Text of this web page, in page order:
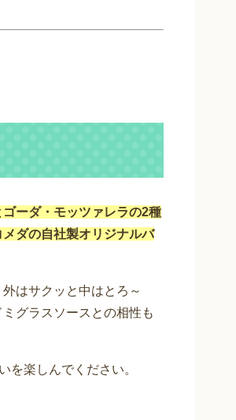
ーダ・モッツァレラの2種
ダの自社製オリジナルバ
はサクッと中はとろ～
グラスソースとの相性も
を楽しんでください。